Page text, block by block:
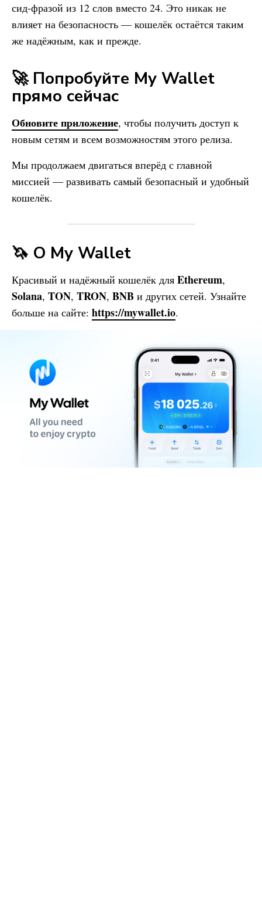
сид-фразой из 12 слов вместо 24. Это никак не
влияет на безопасность — кошелёк остаётся таким
же надёжным, как и прежде.
🚀 Попробуйте My Wallet
прямо сейчас
Обновите приложение, чтобы получить доступ к
новым сетям и всем возможностям этого релиза.
Мы продолжаем двигаться вперёд с главной
миссией — развивать самый безопасный и удобный
кошелёк.
🦄 О My Wallet
Красивый и надёжный кошелёк для Ethereum,
Solana, TON, TRON, BNB и других сетей. Узнайте
больше на сайте: https://mywallet.io.